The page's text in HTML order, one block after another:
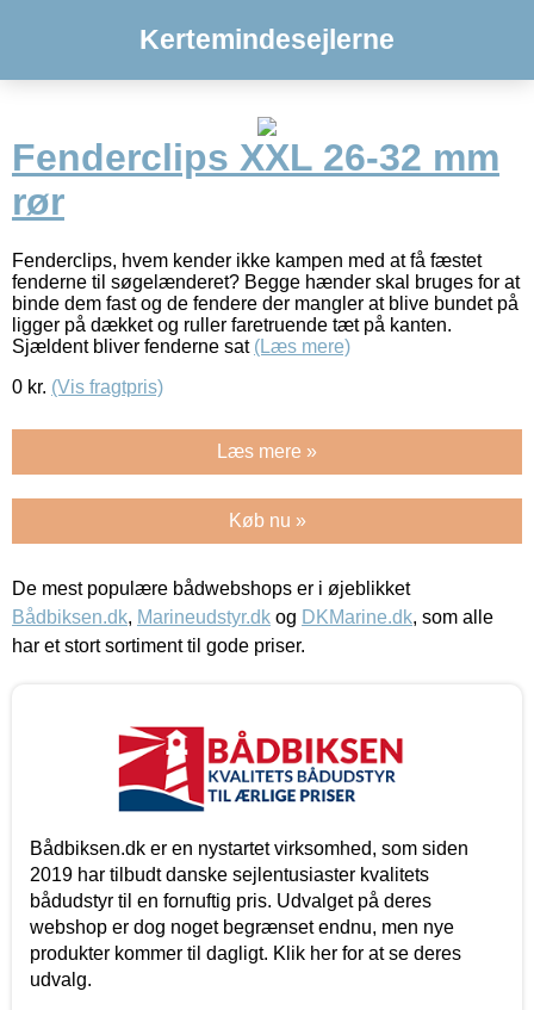
Kertemindesejlerne
Fenderclips XXL 26-32 mm
rør
Fenderclips, hvem kender ikke kampen med at få fæstet
fenderne til søgelænderet? Begge hænder skal bruges for at
binde dem fast og de fendere der mangler at blive bundet på
ligger på dækket og ruller faretruende tæt på kanten.
Sjældent bliver fenderne sat (Læs mere)
0 kr. (Vis fragtpris)
Læs mere »
Køb nu »
De mest populære bådwebshops er i øjeblikket
Bådbiksen.dk, Marineudstyr.dk og DKMarine.dk, som alle
har et stort sortiment til gode priser.
Bådbiksen.dk er en nystartet virksomhed, som siden
2019 har tilbudt danske sejlentusiaster kvalitets
bådudstyr til en fornuftig pris. Udvalget på deres
webshop er dog noget begrænset endnu, men nye
produkter kommer til dagligt. Klik her for at se deres
udvalg.